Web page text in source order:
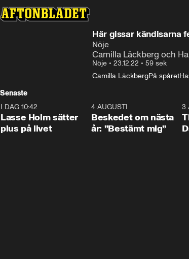
Här gissar kändisarna
Nöje
Camilla Läckberg och
Nöje • 23.12.22 • 59 sek
Camilla LäckbergPå spåret
Senaste
1:04
I DAG 10:42
Lasse Holm sätter
plus på livet
0:24
4 AUGUSTI
Beskedet om nästa
år: ”Bestämt mig”
3